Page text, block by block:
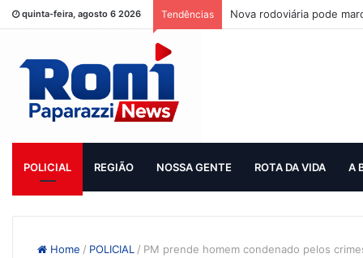
quinta-feira, agosto 6 2026 Tendências Nova rodoviária pode
POLICIAL REGIÃO NOSSA GENTE ROTA DA VIDA A
Home / POLICIAL / PM prende homem condenado pelos